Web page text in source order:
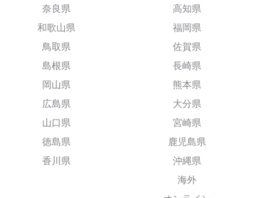
奈良県
和歌山県
鳥取県
島根県
岡山県
広島県
山口県
徳島県
香川県
高知県
福岡県
佐賀県
長崎県
熊本県
大分県
宮崎県
鹿児島県
沖縄県
海外